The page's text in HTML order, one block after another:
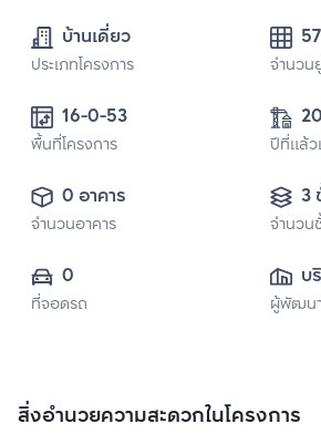
บ้านเดี่ยว
ประเภทโครงการ
57
จำนวน
16-0-53
พื้นที่โครงการ ปีที่แล้ว
0 อาคาร
จำนวนอาคาร
3
จำนวน
0
ที่จอดรถ
บ
เ
ผู้พัฒน
สิ่งอำนวยความสะดวกในโครงการ